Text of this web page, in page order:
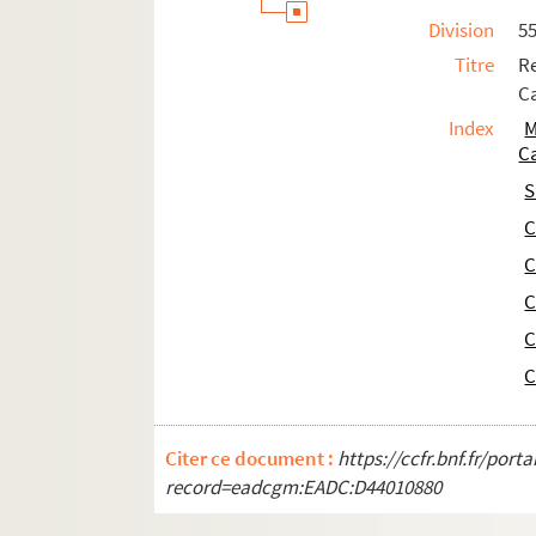
97. Le vicomte de Montivilliers
98. Sentence du bailli de Caux sur
100. Reçu par Robin Haqueel de
101. Guillaume Morfouache,
102. Reçu de ses gages par
103. Reçu de son salaire par
104. Déclaration d'insolvabilité de
105. Reçu par Guillaume le
106. Mandement des généraux
108. Reçu par Guillaume Henry,
109. Prise à fieffe d'une acre de
110. Dom Jean le Saige, prieur de
Division
Titre
Index
Citer ce document : https://ccfr.bnf.fr/
record=eadcgm:EADC:D44010880